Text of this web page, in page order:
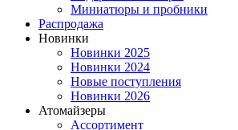
Миниатюры и пробники
Распродажа
Новинки
Новинки 2025
Новинки 2024
Новые поступления
Новинки 2026
Атомайзеры
Ассортимент